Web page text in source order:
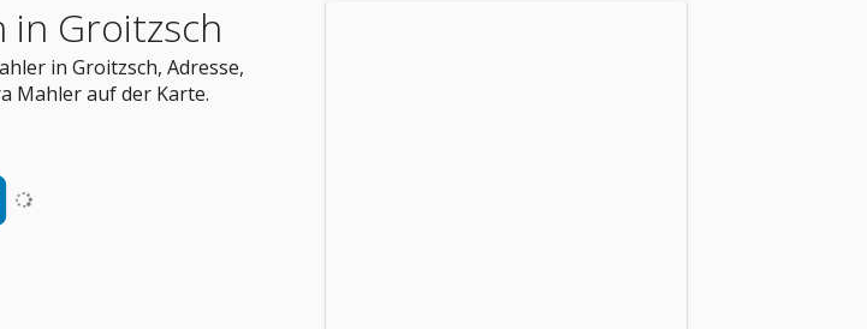
Groitzsch
in Groitzsch, Adresse,
Mahler auf der Karte.